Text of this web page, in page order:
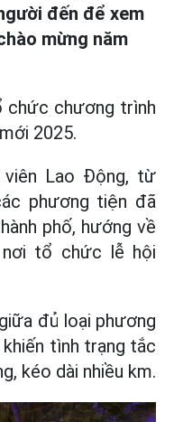
đến để xem
mừng năm
chức chương trình
2025.
viên Lao Động, từ
phương tiện đã
phố, hướng về
tổ chức lễ hội
đủ loại phương
tình trạng tắc
kéo dài nhiều km.